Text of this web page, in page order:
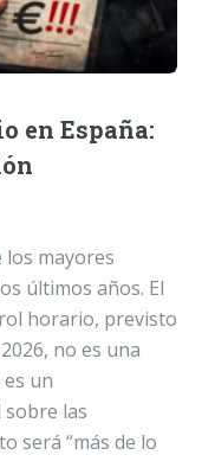
en España:
los mayores
últimos años. El
horario, previsto
no es una
un
las
será “más de lo